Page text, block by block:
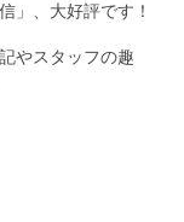
」、大好評です！
やスタッフの趣